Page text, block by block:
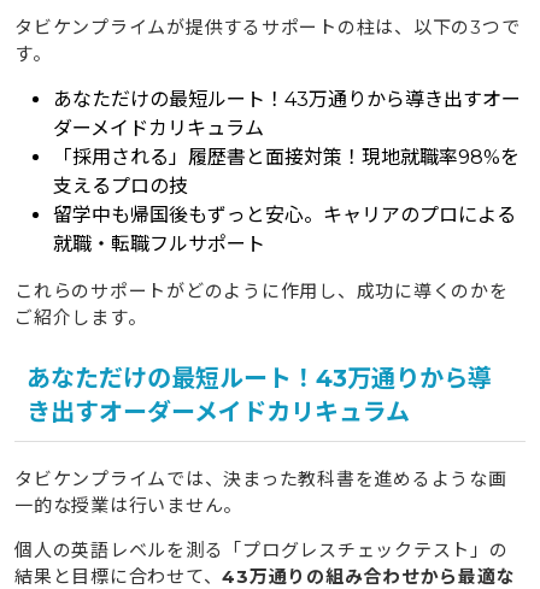
タビケンプライムが提供するサポートの柱は、以下の3つで
す。
あなただけの最短ルート！43万通りから導き出すオー
ダーメイドカリキュラム
「採用される」履歴書と面接対策！現地就職率98%を
支えるプロの技
留学中も帰国後もずっと安心。キャリアのプロによる
就職・転職フルサポート
これらのサポートがどのように作用し、成功に導くのかを
ご紹介します。
あなただけの最短ルート！43万通りから導
き出すオーダーメイドカリキュラム
タビケンプライムでは、決まった教科書を進めるような画
一的な授業は行いません。
個人の英語レベルを測る「プログレスチェックテスト」の
結果と目標に合わせて、43万通りの組み合わせから最適な